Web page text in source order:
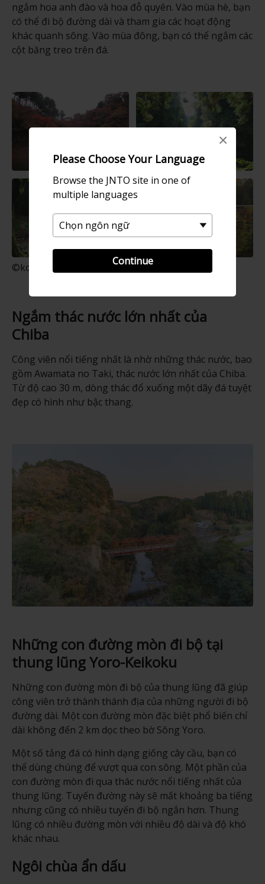
Please Choose Your Language
Browse the JNTO site in one of
multiple languages
Continue
×
ngắm hoa anh đào và hoa đỗ quyên. Vào mùa hè, bạn
có thể đi bộ đường dài và tham gia các hoạt động
khác quanh sông. Vào mùa đông, bạn có thể ngắm các
cột băng treo trên đá.
©kominatorailway
Ngắm thác nước lớn nhất của
Chiba
Công viên nổi tiếng nhất là nhờ những thác nước, bao
gồm Awamata no Taki, thác nước lớn nhất của Chiba.
Từ độ cao 30 m, dòng thác đổ xuống một dãy đá tuyệt
đẹp có hình như bậc thang.
Những con đường mòn đi bộ tại
thung lũng Yoro-Keikoku
Những con đường mòn đi bộ của thung lũng đã giúp
công viên trở thành thánh địa của những người đi bộ
đường dài. Một con đường mòn đặc biệt phổ biến chỉ
dài không đến 2 km dọc theo bờ Sông Yoro.
Một số tảng đá có hình dạng giống cây cầu, bạn có
thể dùng chúng để vượt qua con sông. Một phần của
con đường mòn đi qua thác nước nổi tiếng nhất của
thung lũng. Tuyến đường này sẽ mất khoảng ba tiếng
nhưng cũng có nhiều tuyến đi bộ ngắn hơn. Thung
lũng có nhiều đường mòn với nhiều độ dài và độ khó
khác nhau.
Ngôi chùa ẩn dấu